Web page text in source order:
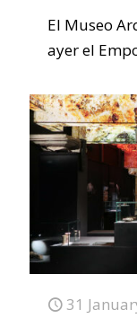
El Museo
ayer el
31